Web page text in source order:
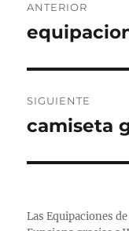
de
ANTERIOR
Entrada
SIGUIENTE
Entrada
camiseta
Las Equipaciones